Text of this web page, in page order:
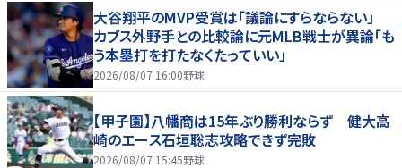
大谷翔平のMVP受賞は「議論にすらならない」
カブス外野手との比較論に元MLB戦士が異論「も
う本塁打を打たなくたっていい」
2026/08/07 16:00野球
【甲子園】八幡商は15年ぶり勝利ならず 健大高
崎のエース石垣聡志攻略できず完敗
2026/08/07 15:45野球